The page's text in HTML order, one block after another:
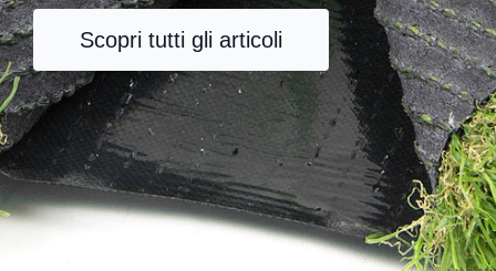
Scopri tutti gli articoli